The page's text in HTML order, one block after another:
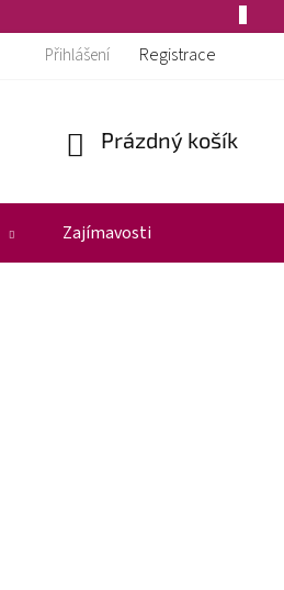
Přihlášení Registrace
Nákupní
Prázdný košík
Zajímavosti